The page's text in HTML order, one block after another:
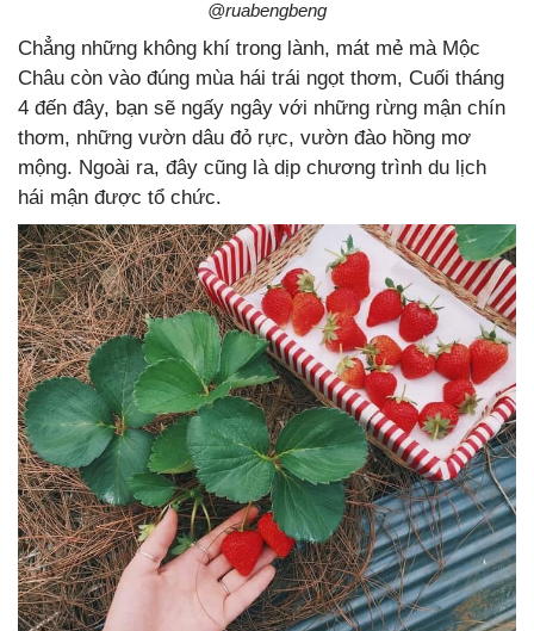
@ruabengbeng
Chẳng những không khí trong lành, mát mẻ mà Mộc
Châu còn vào đúng mùa hái trái ngọt thơm, Cuối tháng
4 đến đây, bạn sẽ ngấy ngây với những rừng mận chín
thơm, những vườn dâu đỏ rực, vườn đào hồng mơ
mộng. Ngoài ra, đây cũng là dịp chương trình du lịch
hái mận được tổ chức.